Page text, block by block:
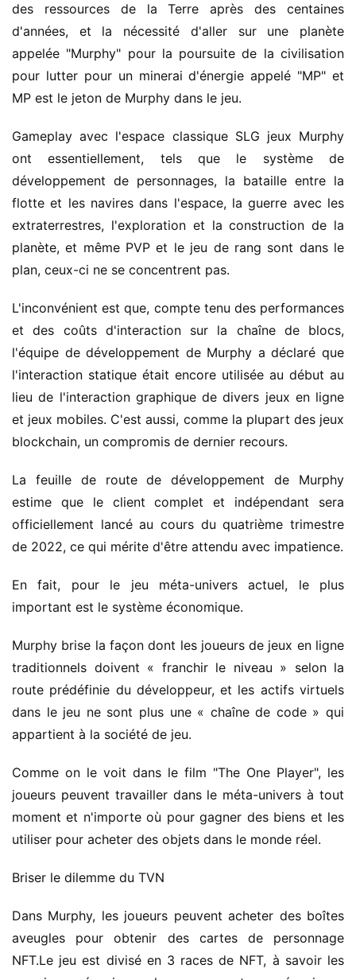
des ressources de la Terre après des centaines
d'années, et la nécessité d'aller sur une planète
appelée "Murphy" pour la poursuite de la civilisation
pour lutter pour un minerai d'énergie appelé "MP" et
MP est le jeton de Murphy dans le jeu.
Gameplay avec l'espace classique SLG jeux Murphy
ont essentiellement, tels que le système de
développement de personnages, la bataille entre la
flotte et les navires dans l'espace, la guerre avec les
extraterrestres, l'exploration et la construction de la
planète, et même PVP et le jeu de rang sont dans le
plan, ceux-ci ne se concentrent pas.
L'inconvénient est que, compte tenu des performances
et des coûts d'interaction sur la chaîne de blocs,
l'équipe de développement de Murphy a déclaré que
l'interaction statique était encore utilisée au début au
lieu de l'interaction graphique de divers jeux en ligne
et jeux mobiles. C'est aussi, comme la plupart des jeux
blockchain, un compromis de dernier recours.
La feuille de route de développement de Murphy
estime que le client complet et indépendant sera
officiellement lancé au cours du quatrième trimestre
de 2022, ce qui mérite d'être attendu avec impatience.
En fait, pour le jeu méta-univers actuel, le plus
important est le système économique.
Murphy brise la façon dont les joueurs de jeux en ligne
traditionnels doivent « franchir le niveau » selon la
route prédéfinie du développeur, et les actifs virtuels
dans le jeu ne sont plus une « chaîne de code » qui
appartient à la société de jeu.
Comme on le voit dans le film "The One Player", les
joueurs peuvent travailler dans le méta-univers à tout
moment et n'importe où pour gagner des biens et les
utiliser pour acheter des objets dans le monde réel.
Briser le dilemme du TVN
Dans Murphy, les joueurs peuvent acheter des boîtes
aveugles pour obtenir des cartes de personnage
NFT.Le jeu est divisé en 3 races de NFT, à savoir les